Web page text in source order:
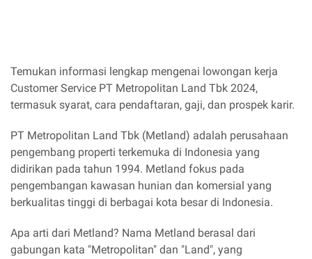
Temukan informasi lengkap mengenai lowongan kerja
Customer Service PT Metropolitan Land Tbk 2024,
termasuk syarat, cara pendaftaran, gaji, dan prospek karir.
PT Metropolitan Land Tbk (Metland) adalah perusahaan
pengembang properti terkemuka di Indonesia yang
didirikan pada tahun 1994. Metland fokus pada
pengembangan kawasan hunian dan komersial yang
berkualitas tinggi di berbagai kota besar di Indonesia.
Apa arti dari Metland? Nama Metland berasal dari
gabungan kata "Metropolitan" dan "Land", yang